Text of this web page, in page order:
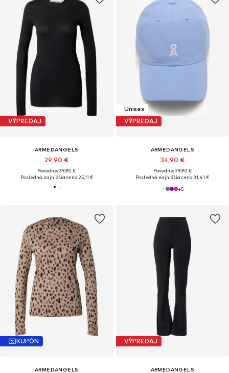
VÝPREDAJ
ARMEDANGELS
29,90 €
Pôvodne: 39,90 €
Posledná najnižšia cena:25,11 €
Unisex
VÝPREDAJ
ARMEDANGELS
34,90 €
Pôvodne: 39,90 €
Posledná najnižšia cena:31,41 €
+5
KUPÓN
ARMEDANGELS
VÝPREDAJ
ARMEDANGELS